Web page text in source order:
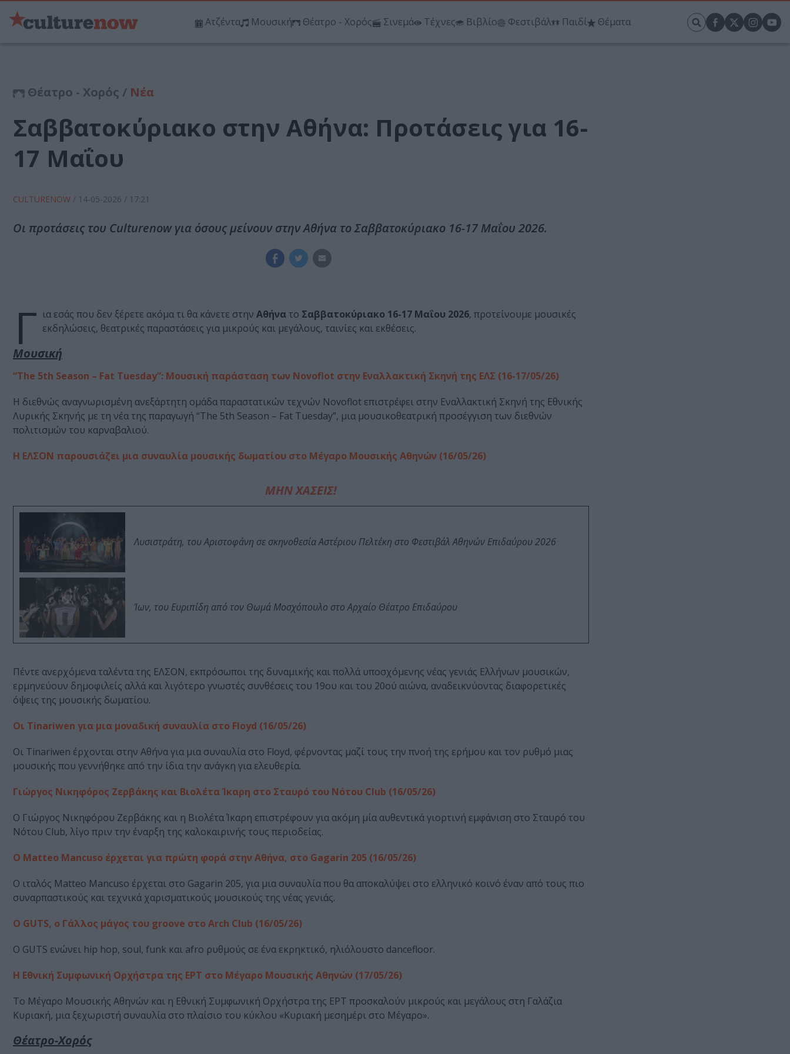
Ατζέντα Μουσική Θέατρο - Χορός Σινεμά Τέχνες Βιβλίο Φεστιβάλ Παιδί Θέματα
Θέατρο - Χορός / Νέα
Σαββατοκύριακο στην Αθήνα: Προτάσεις για 16-
17 Μαΐου
CULTURENOW / 14-05-2026 / 17:21
Οι προτάσεις του Culturenow για όσους μείνουν στην Αθήνα το Σαββατοκύριακο 16-17 Μαΐου 2026.
Γ ια εσάς που δεν ξέρετε ακόμα τι θα κάνετε στην Αθήνα το Σαββατοκύριακο 16-17 Μαΐου 2026, προτείνουμε μουσικές
εκδηλώσεις, θεατρικές παραστάσεις για μικρούς και μεγάλους, ταινίες και εκθέσεις.
Μουσική
“The 5th Season – Fat Tuesday”: Μουσική παράσταση των Novoflot στην Εναλλακτική Σκηνή της ΕΛΣ (16-17/05/26)
Η διεθνώς αναγνωρισμένη ανεξάρτητη ομάδα παραστατικών τεχνών Novoflot επιστρέφει στην Εναλλακτική Σκηνή της Εθνικής
Λυρικής Σκηνής με τη νέα της παραγωγή “The 5th Season – Fat Tuesday”, μια μουσικοθεατρική προσέγγιση των διεθνών
πολιτισμών του καρναβαλιού.
Η ΕΛΣΟΝ παρουσιάζει μια συναυλία μουσικής δωματίου στο Μέγαρο Μουσικής Αθηνών (16/05/26)
ΜΗΝ ΧΑΣΕΙΣ!
Λυσιστράτη, του Αριστοφάνη σε σκηνοθεσία Αστέριου Πελτέκη στο Φεστιβάλ Αθηνών Επιδαύρου 2026
Ίων, του Ευριπίδη από τον Θωμά Μοσχόπουλο στο Αρχαίο Θέατρο Επιδαύρου
Πέντε ανερχόμενα ταλέντα της ΕΛΣΟΝ, εκπρόσωποι της δυναμικής και πολλά υποσχόμενης νέας γενιάς Ελλήνων μουσικών,
ερμηνεύουν δημοφιλείς αλλά και λιγότερο γνωστές συνθέσεις του 19ου και του 20ού αιώνα, αναδεικνύοντας διαφορετικές
όψεις της μουσικής δωματίου.
Οι Tinariwen για μια μοναδική συναυλία στο Floyd (16/05/26)
Οι Tinariwen έρχονται στην Αθήνα για μια συναυλία στο Floyd, φέρνοντας μαζί τους την πνοή της ερήμου και τον ρυθμό μιας
μουσικής που γεννήθηκε από την ίδια την ανάγκη για ελευθερία.
Γιώργος Νικηφόρος Ζερβάκης και Βιολέτα Ίκαρη στο Σταυρό του Νότου Club (16/05/26)
Ο Γιώργος Νικηφόρου Ζερβάκης και η Βιολέτα Ίκαρη επιστρέφουν για ακόμη μία αυθεντικά γιορτινή εμφάνιση στο Σταυρό του
Νότου Club, λίγο πριν την έναρξη της καλοκαιρινής τους περιοδείας.
Ο Matteo Mancuso έρχεται για πρώτη φορά στην Αθήνα, στο Gagarin 205 (16/05/26)
Ο ιταλός Matteo Mancuso έρχεται στο Gagarin 205, για μια συναυλία που θα αποκαλύψει στο ελληνικό κοινό έναν από τους πιο
συναρπαστικούς και τεχνικά χαρισματικούς μουσικούς της νέας γενιάς.
Ο GUTS, o Γάλλος μάγος του groove στο Arch Club (16/05/26)
Ο GUTS ενώνει hip hop, soul, funk και afro ρυθμούς σε ένα εκρηκτικό, ηλιόλουστο dancefloor.
Η Εθνική Συμφωνική Ορχήστρα της ΕΡΤ στο Μέγαρο Μουσικής Αθηνών (17/05/26)
Το Μέγαρο Μουσικής Αθηνών και η Εθνική Συμφωνική Ορχήστρα της ΕΡΤ προσκαλούν μικρούς και μεγάλους στη Γαλάζια
Κυριακή, μια ξεχωριστή συναυλία στο πλαίσιο του κύκλου «Κυριακή μεσημέρι στο Μέγαρο».
Θέατρο-Χορός